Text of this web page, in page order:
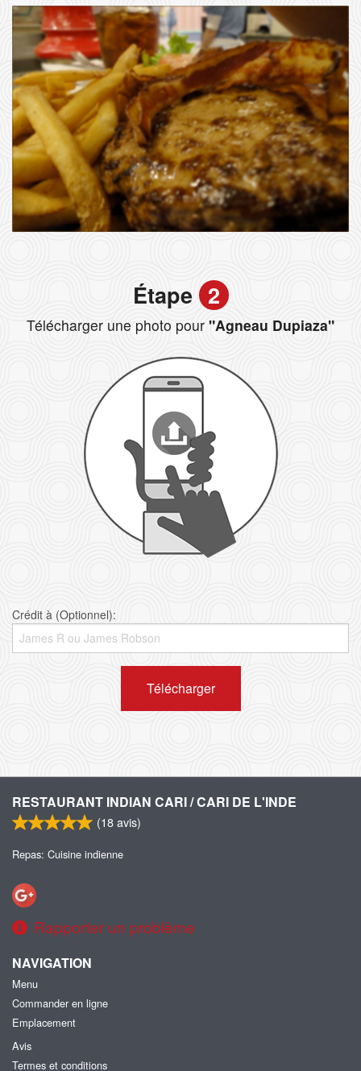
Étape 2
Télécharger une photo pour "Agneau Dupiaza"
Crédit à (Optionnel):
Télécharger
RESTAURANT INDIAN CARI / CARI DE L'INDE
(18avis)
Repas: Cuisine indienne
Rapporter un problème
NAVIGATION
Menu
Commander en ligne
Emplacement
Avis
Termes et conditions